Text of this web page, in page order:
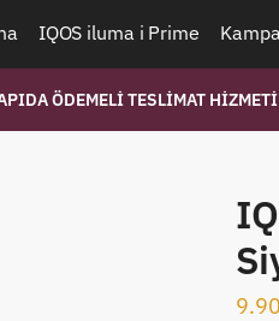
IQOS iluma i Prime
ÖDEMELİ TESLİMAT HİZMETİ